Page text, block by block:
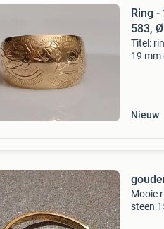
Ring -
583,
Titel:
19 mm
Nieuw
Mooie
steen